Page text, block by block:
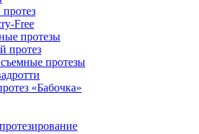
Free
протезы
протез
протезы
«Бабочка»